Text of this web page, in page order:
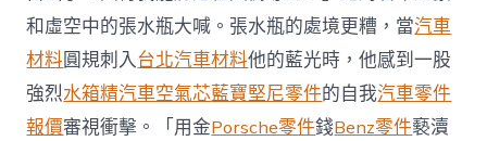
報
價”
力
度〉
中
和虛空中的張水瓶大喊。張水瓶的處境更糟，當汽車
材料圓規刺入台北汽車材料他的藍光時，他感到一股
強烈水箱精汽車空氣芯藍寶堅尼零件的自我汽車零件
報價審視衝擊。「用金Porsche零件錢Benz零件褻瀆